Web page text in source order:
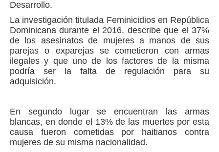
Desarrollo.
La investigación titulada Feminicidios en República
Dominicana durante el 2016, describe que el 37%
de los asesinatos de mujeres a manos de sus
parejas o exparejas se cometieron con armas
ilegales y que uno de los factores de la misma
podría ser la falta de regulación para su
adquisición.
En segundo lugar se encuentran las armas
blancas, en donde el 13% de las muertes por esta
causa fueron cometidas por haitianos contra
mujeres de su misma nacionalidad.